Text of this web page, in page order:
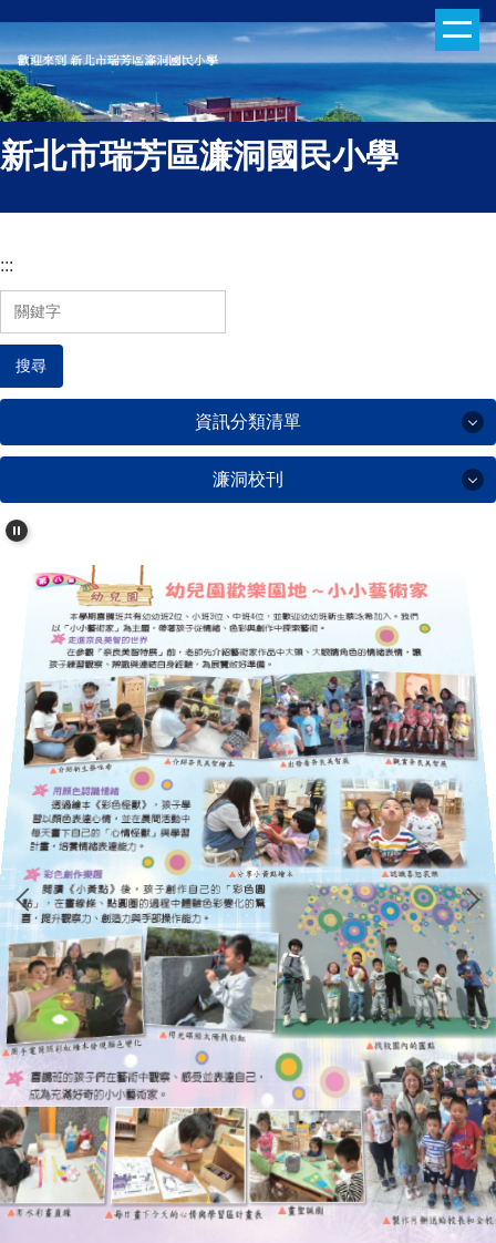
到
主
要
內
容
區
新北市瑞芳區濂洞國民小學
:::
搜尋
資訊分類清單
學校簡介
校友專區
濂洞校刊
學習資源
成果專區
英語日活動專區
校外人士協助教學專區
濂洞國小70週年校慶
濂洞校刊
濂洞校刊
心濂心校刊
濂洞電子報